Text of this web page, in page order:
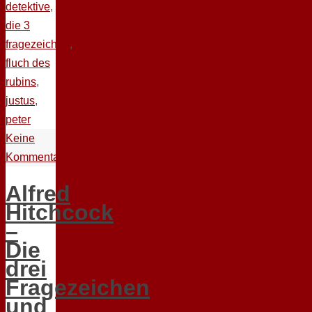
detektive,
die 3
fragezeichen ,
fluch des
rubins,
justus,
peter
Keine
Kommentare
Alfred
Hitchcock
–
Die
drei
Fragezeichen
und